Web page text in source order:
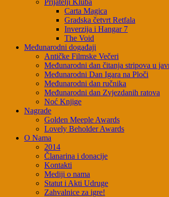
Prijatelji Kluba
Carta Magica
Gradska četvrt Retfala
Inverzija i Hangar 7
The Void
Međunarodni događaji
Antičke Filmske Večeri
Međunarodni dan čitanja stripova u
Međunarodni Dan Igara na Ploči
Međunarodni dan ručnika
Međunarodni dan Zvjezdanih ratova
Noć Knjige
Nagrade
Golden Meeple Awards
Lovely Beholder Awards
O Nama
2014
Članarina i donacije
Kontakti
Mediji o nama
Statut i Akti Udruge
Zahvalnice za igre!